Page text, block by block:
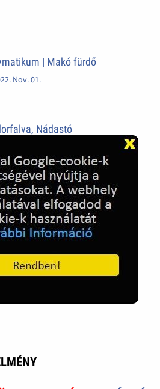
| Makó fürdő
Nov. 01.
Nádastó
gyakran gazdag télen a
Nov. 01.
település
Nov. 01.